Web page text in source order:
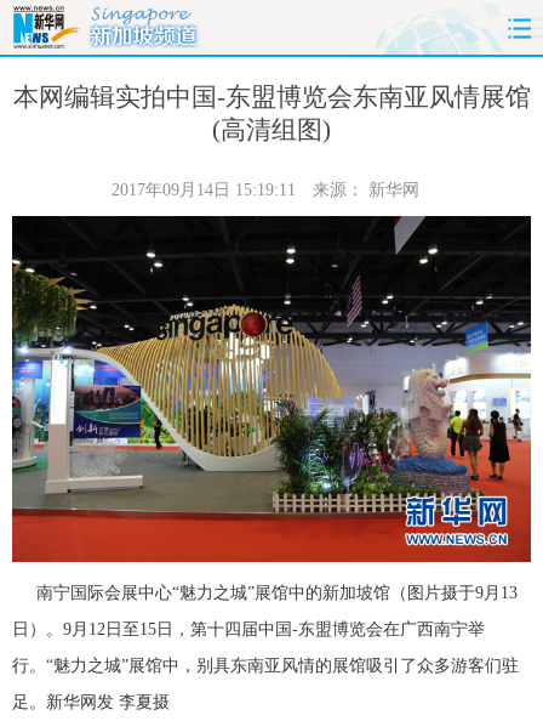
首页 时政 国际 财经
时尚 思客 地方 法治
港澳 华人 汽车
科技 能源 房产 公司
图片 视频 彩票 食品
旅游 健康 信息化 数据
金融 公益 军事 无人机
富媒体 摄影 新华广播
本网编辑实拍中国-东盟博览会东南亚风情展馆
(高清组图)
2017年09月14日 15:19:11 来源： 新华网
南宁国际会展中心“魅力之城”展馆中的新加坡馆（图片摄于9月13
日）。9月12日至15日，第十四届中国-东盟博览会在广西南宁举
行。“魅力之城”展馆中，别具东南亚风情的展馆吸引了众多游客们驻
足。新华网发 李夏摄